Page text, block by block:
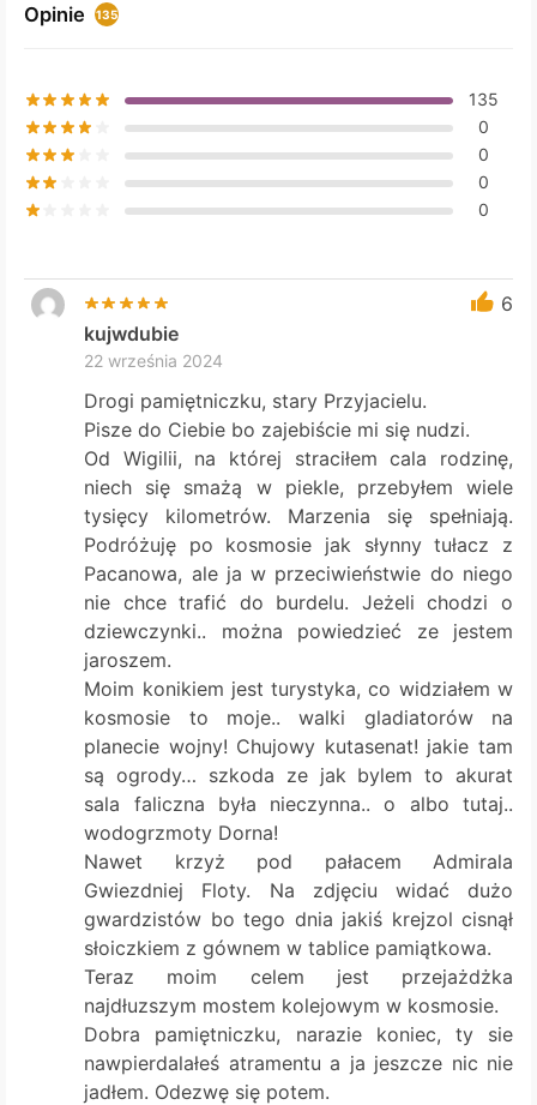
the
Opinie 135
135
0
0
0
0
6
kujwdubie
22 września 2024
Drogi pamiętniczku, stary Przyjacielu.
Pisze do Ciebie bo zajebiście mi się nudzi.
Od Wigilii, na której straciłem cala rodzinę,
niech się smażą w piekle, przebyłem wiele
tysięcy kilometrów. Marzenia się spełniają.
Podróżuję po kosmosie jak słynny tułacz z
Pacanowa, ale ja w przeciwieństwie do niego
nie chce trafić do burdelu. Jeżeli chodzi o
dziewczynki.. można powiedzieć ze jestem
jaroszem.
Moim konikiem jest turystyka, co widziałem w
kosmosie to moje.. walki gladiatorów na
planecie wojny! Chujowy kutasenat! jakie tam
są ogrody… szkoda ze jak bylem to akurat
sala faliczna była nieczynna.. o albo tutaj..
wodogrzmoty Dorna!
Nawet krzyż pod pałacem Admirala
Gwiezdniej Floty. Na zdjęciu widać dużo
gwardzistów bo tego dnia jakiś krejzol cisnął
słoiczkiem z gównem w tablice pamiątkowa.
Teraz moim celem jest przejażdżka
najdłuzszym mostem kolejowym w kosmosie.
Dobra pamiętniczku, narazie koniec, ty sie
nawpierdalałeś atramentu a ja jeszcze nic nie
jadłem. Odezwę się potem.